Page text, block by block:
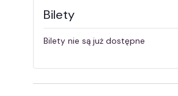
Bilety
Bilety nie są już dostępne